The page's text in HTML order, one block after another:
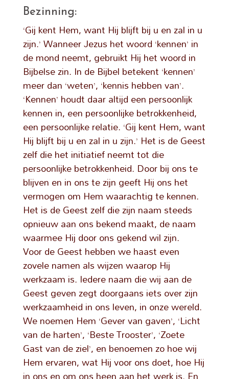
Bezinning:
‘Gij kent Hem, want Hij blijft bij u en zal in u
zijn.’ Wanneer Jezus het woord ‘kennen’ in
de mond neemt, gebruikt Hij het woord in
Bijbelse zin. In de Bijbel betekent ‘kennen’
meer dan ‘weten’, ‘kennis hebben van’.
‘Kennen’ houdt daar altijd een persoonlijk
kennen in, een persoonlijke betrokkenheid,
een persoonlijke relatie. ‘Gij kent Hem, want
Hij blijft bij u en zal in u zijn.’ Het is de Geest
zelf die het initiatief neemt tot die
persoonlijke betrokkenheid. Door bij ons te
blijven en in ons te zijn geeft Hij ons het
vermogen om Hem waarachtig te kennen.
Het is de Geest zelf die zijn naam steeds
opnieuw aan ons bekend maakt, de naam
waarmee Hij door ons gekend wil zijn.
Voor de Geest hebben we haast even
zovele namen als wijzen waarop Hij
werkzaam is. Iedere naam die wij aan de
Geest geven zegt doorgaans iets over zijn
werkzaamheid in ons leven, in onze wereld.
We noemen Hem ‘Gever van gaven’, ‘Licht
van de harten’, ‘Beste Trooster’, ‘Zoete
Gast van de ziel’, en benoemen zo hoe wij
Hem ervaren, wat Hij voor ons doet, hoe Hij